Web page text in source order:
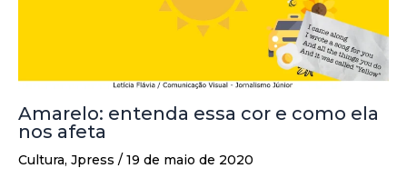
Amarelo: entenda essa cor e como ela
nos afeta
Cultura, Jpress / 19 de maio de 2020